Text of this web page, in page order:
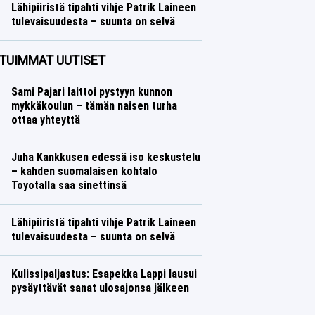
Lähipiiristä tipahti vihje Patrik Laineen
tulevaisuudesta – suunta on selvä
UUTISET
Sami Pajari laittoi pystyyn kunnon
mykkäkoulun – tämän naisen turha
ottaa yhteyttä
Juha Kankkusen edessä iso keskustelu
– kahden suomalaisen kohtalo
Toyotalla saa sinettinsä
Lähipiiristä tipahti vihje Patrik Laineen
tulevaisuudesta – suunta on selvä
Kulissipaljastus: Esapekka Lappi lausui
pysäyttävät sanat ulosajonsa jälkeen